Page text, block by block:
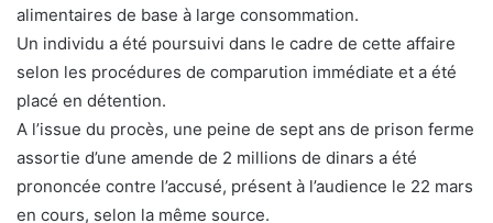
alimentaires de base à large consommation.
Un individu a été poursuivi dans le cadre de cette affaire
selon les procédures de comparution immédiate et a été
placé en détention.
A l’issue du procès, une peine de sept ans de prison ferme
assortie d’une amende de 2 millions de dinars a été
prononcée contre l’accusé, présent à l’audience le 22 mars
en cours, selon la même source.